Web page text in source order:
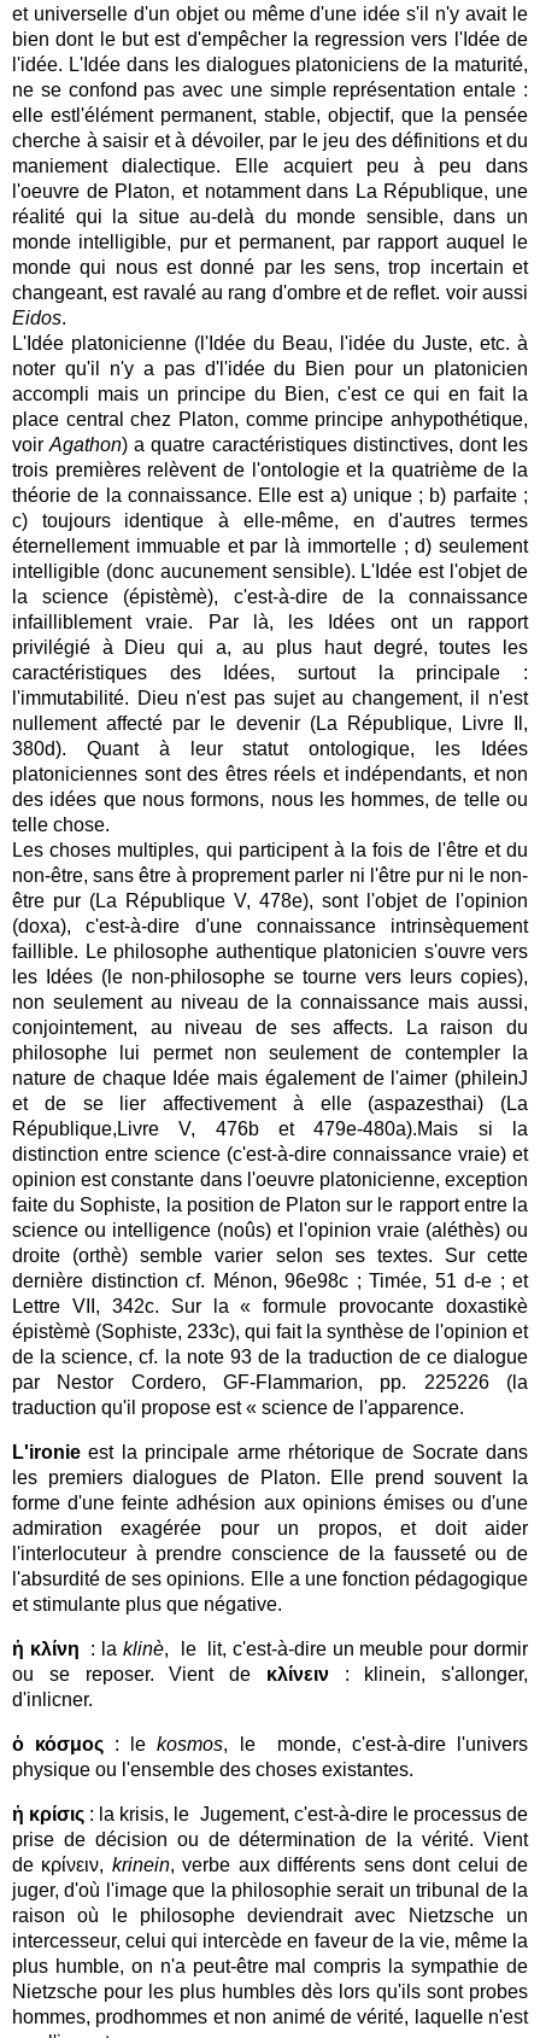
et universelle d'un objet ou même d'une idée s'il n'y avait le
bien dont le but est d'empêcher la regression vers l'Idée de
l'idée. L'Idée dans les dialogues platoniciens de la maturité,
ne se confond pas avec une simple représentation entale :
elle estl'élément permanent, stable, objectif, que la pensée
cherche à saisir et à dévoiler, par le jeu des définitions et du
maniement dialectique. Elle acquiert peu à peu dans
l'oeuvre de Platon, et notamment dans La République, une
réalité qui la situe au-delà du monde sensible, dans un
monde intelligible, pur et permanent, par rapport auquel le
monde qui nous est donné par les sens, trop incertain et
changeant, est ravalé au rang d'ombre et de reflet. voir aussi
Eidos.
L'Idée platonicienne (l'Idée du Beau, l'idée du Juste, etc. à
noter qu'il n'y a pas d'l'idée du Bien pour un platonicien
accompli mais un principe du Bien, c'est ce qui en fait la
place central chez Platon, comme principe anhypothétique,
voirAgathon) a quatre caractéristiques distinctives, dont les
trois premières relèvent de l'ontologie et la quatrième de la
théorie de la connaissance. Elle est a) unique ; b) parfaite ;
c) toujours identique à elle-même, en d'autres termes
éternellement immuable et par là immortelle ; d) seulement
intelligible (donc aucunement sensible). L'Idée est l'objet de
la science (épistèmè), c'est-à-dire de la connaissance
infailliblement vraie. Par là, les Idées ont un rapport
privilégié à Dieu qui a, au plus haut degré, toutes les
caractéristiques des Idées, surtout la principale :
l'immutabilité. Dieu n'est pas sujet au changement, il n'est
nullement affecté par le devenir (La République, Livre Il,
380d). Quant à leur statut ontologique, les Idées
platoniciennes sont des êtres réels et indépendants, et non
des idées que nous formons, nous les hommes, de telle ou
telle chose.
Les choses multiples, qui participent à la fois de l'être et du
non-être, sans être à proprement parler ni l'être pur ni le non-
être pur (La République V, 478e), sont l'objet de l'opinion
(doxa), c'est-à-dire d'une connaissance intrinsèquement
faillible. Le philosophe authentique platonicien s'ouvre vers
les Idées (le non-philosophe se tourne vers leurs copies),
non seulement au niveau de la connaissance mais aussi,
conjointement, au niveau de ses affects. La raison du
philosophe lui permet non seulement de contempler la
nature de chaque Idée mais également de l'aimer (phileinJ
et de se lier affectivement à elle (aspazesthai) (La
République,Livre V, 476b et 479e-480a).Mais si la
distinction entre science (c'est-à-dire connaissance vraie) et
opinion est constante dans l'oeuvre platonicienne, exception
faite du Sophiste, la position de Platon sur le rapport entre la
science ou intelligence (noûs) et l'opinion vraie (aléthès) ou
droite (orthè) semble varier selon ses textes. Sur cette
dernière distinction cf. Ménon, 96e98c ; Timée, 51 d-e ; et
Lettre VII, 342c. Sur la « formule provocante doxastikè
épistèmè (Sophiste, 233c), qui fait la synthèse de l'opinion et
de la science, cf. la note 93 de la traduction de ce dialogue
par Nestor Cordero, GF-Flammarion, pp. 225226 (la
traduction qu'il propose est « science de l'apparence.
L'ironie est la principale arme rhétorique de Socrate dans
les premiers dialogues de Platon. Elle prend souvent la
forme d'une feinte adhésion aux opinions émises ou d'une
admiration exagérée pour un propos, et doit aider
l'interlocuteur à prendre conscience de la fausseté ou de
l'absurdité de ses opinions. Elle a une fonction pédagogique
et stimulante plus que négative.
ἡ κλίνη : la klinè, le lit, c'est-à-dire un meuble pour dormir
ou se reposer. Vient de κλίνειν: klinein, s'allonger,
d'inlicner.
ὁ κόσμος : lekosmos, le monde, c'est-à-dire l'univers
physique ou l'ensemble des choses existantes.
ἡ κρίσις : la krisis, le Jugement, c'est-à-dire le processus de
prise de décision ou de détermination de la vérité. Vient
de κρίνειν, krinein, verbe aux différents sens dont celui de
juger, d'où l'image que la philosophie serait un tribunal de la
raison où le philosophe deviendrait avec Nietzsche un
intercesseur, celui qui intercède en faveur de la vie, même la
plus humble, on n'a peut-être mal compris la sympathie de
Nietzsche pour les plus humbles dès lors qu'ils sont probes
hommes, prodhommes et non animé de vérité, laquelle n'est